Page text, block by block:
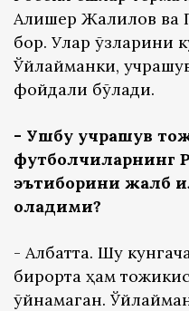
Алишер Жалилов ва
бор. Улар ўзларини
Ўйлайманки,
фойдали бўлади.
- Ушбу учрашув
футболчиларнинг
эътиборини жалб
оладими?
- Албатта. Шу
бирорта ҳам
ўйнамаган.